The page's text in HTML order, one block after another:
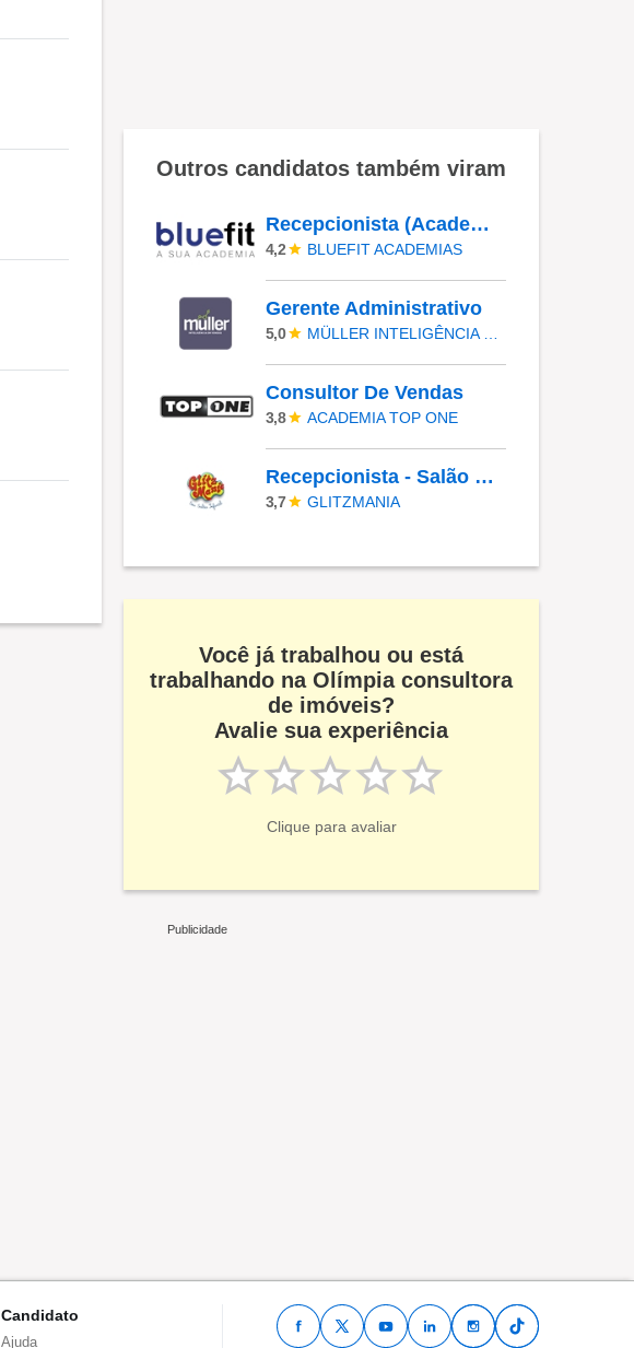
Outros candidatos também viram
Recepcionista (Academia) - Recreio 2 - Barra Da Tijuca/RJ - (Inauguração) - Horário: 15H30 Ás 00H00
4,2 BLUEFIT ACADEMIAS
Gerente Administrativo
5,0
Consultor De Vendas
3,8 ACADEMIA TOP ONE
Recepcionista - Salão De Beleza
3,7 GLITZMANIA
Você já trabalhou ou está
trabalhando na Olímpia consultora
de imóveis?
Avalie sua experiência
Clique para avaliar
Candidato
Ajuda